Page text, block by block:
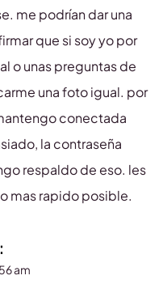
me podrían dar una
que si soy yo por
o unas preguntas de
una foto igual. por
conectada
la contraseña
respaldo de eso. les
mas rapido posible.
am